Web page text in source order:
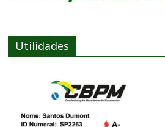
Utilidades